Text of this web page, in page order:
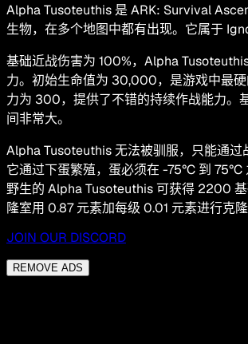
Alpha Tusoteuthis 是 ARK: Survival
生物，在多个地图中都有出现。它属于
基础近战伤害为 100%，Alpha
力。初始生命值为 30,000，是游戏中最
力为 300，提供了不错的持续作战能力。
间非常大。
Alpha Tusoteuthis 无法被驯服，只能通过
它通过下蛋繁殖，蛋必须在 -75°C 到
野生的 Alpha Tusoteuthis 可获得 2200
隆室用 0.87 元素加每级 0.01 元素进行克隆
JOIN OUR DISCORD
REMOVE ADS